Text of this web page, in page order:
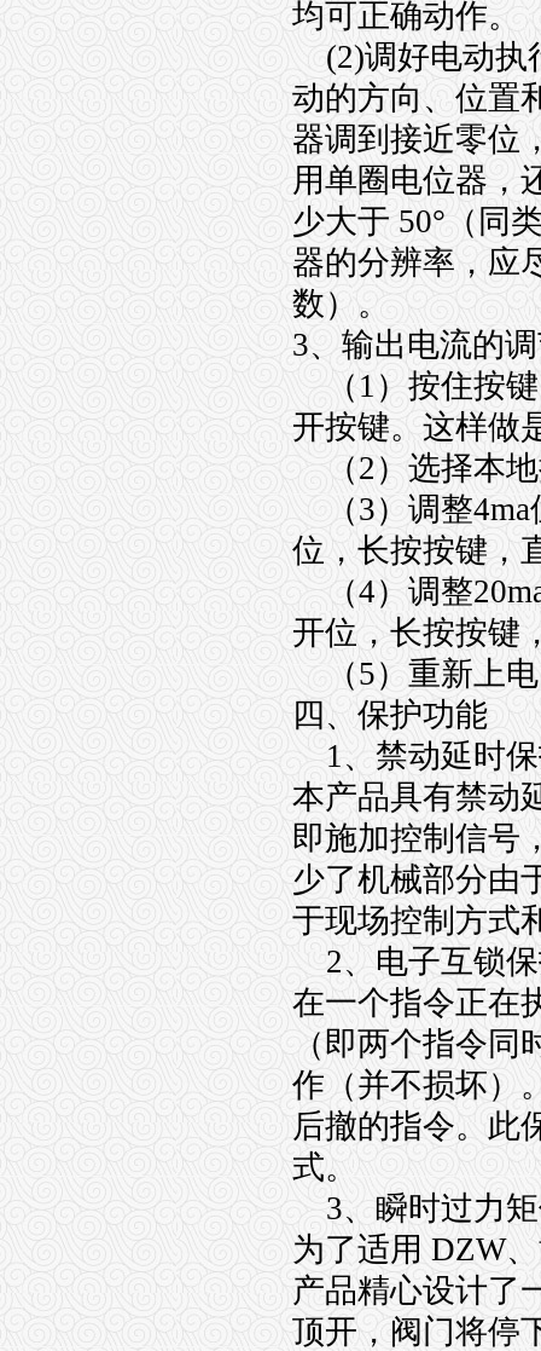
均可正确动作。
(2)调好电动执
动的方向、位置
器调到接近零位
用单圈电位器，
少大于 50°（同
器的分辨率，应
数）。
3、输出电流的
（1）按住按键
开按键。这样做
（2）选择本地
（3）调整4ma
位，长按按键，
（4）调整
开位，长按按键
（5）重新上
四、保护功能
1、禁动延时
本产品具有禁动
即施加控制信号
少了机械部分由
于现场控制方式
2、电子互锁
在一个指令正在
（即两个指令
作（并不损坏）
后撤的指令。此
式。
3、瞬时过力矩
为了适用 DZW
产品精心设计了
顶开，阀门将停